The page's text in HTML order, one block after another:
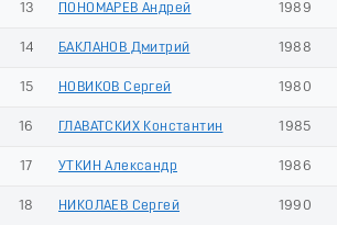
13 ПОНОМАРЕВ Андрей 1989
14 БАКЛАНОВ Дмитрий 1988
15 НОВИКОВ Сергей 1980
16 ГЛАВАТСКИХ Константин 1985
17 УТКИН Александр 1986
18 НИКОЛАЕВ Сергей 1990